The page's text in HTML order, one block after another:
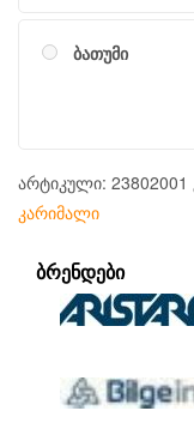
ბათუმი
არტიკული: 23802001
კარიმალი
ᲑᲠᲔᲜᲓᲔᲑᲘ